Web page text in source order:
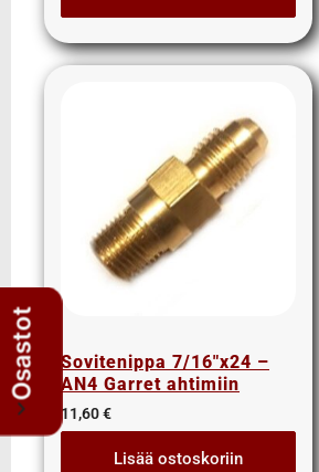
Jäähdytys
Jäähdyttimet
Termostaatit
Jarrujärjestelmä
Kemikaalit
Laakerit – Nivelet – Vaijerit – Pultit –
Jouset – Hihnat
Lämmitys
Lisävalot
MB special
Mittarit aihealueen mukaan
Osastot
Sovitenippa 7/16″x24 –
AN4 Garret ahtimiin
11,60€
Lisää ostoskoriin